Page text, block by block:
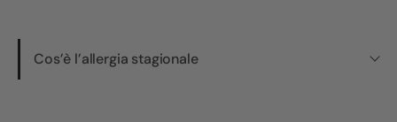
Cos’è l’allergia stagionale